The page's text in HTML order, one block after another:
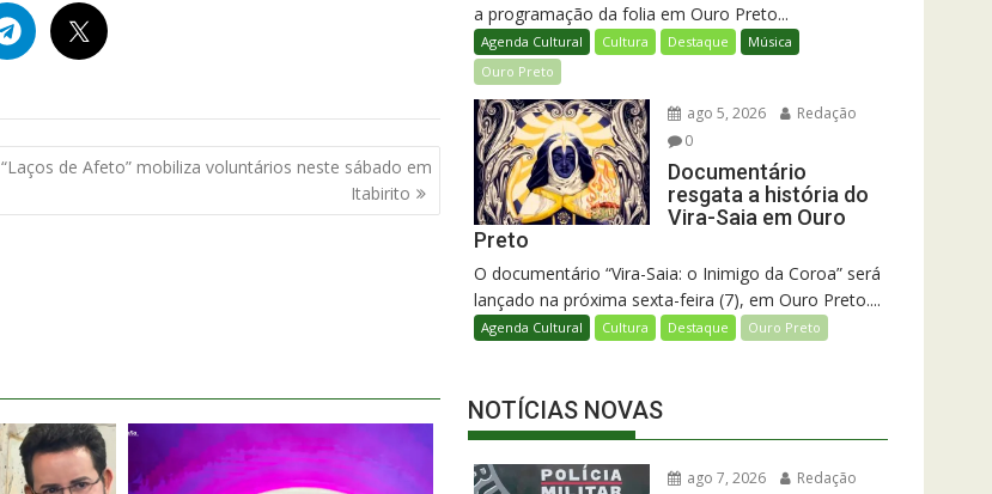
“Laços de Afeto” mobiliza voluntários neste sábado em
Itabirito
a programação da folia em Ouro Preto...
Agenda Cultural Cultura Destaque
Música
Ouro Preto
ago 5, 2026
Redação
0
Documentário
resgata a história do
Vira-Saia em Ouro
Preto
O documentário “Vira-Saia: o Inimigo da Coroa” será
lançado na próxima sexta-feira (7), em Ouro Preto....
Agenda Cultural Cultura Destaque Ouro Preto
NOTÍCIAS NOVAS
ago 7, 2026
Redação